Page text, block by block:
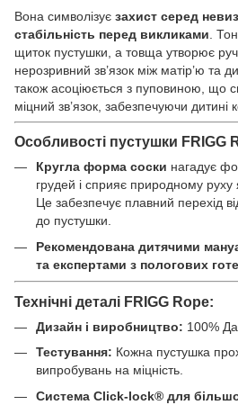
Вона символізує захист серед
стабільність перед викликами .
щиток пустушки, а товща утворює
нерозривний зв’язок між матір’ю та
також асоціюється з пуповиною, що
міцний зв’язок, забезпечуючи дитині
Особливості пустушки FRIGG
Кругла форма соски нагадує
грудей і сприяє природному руху
Це забезпечує плавний перехід
до пустушки.
Рекомендована дитячими
та експертами з пологових
Технічні деталі FRIGG Rope:
Дизайн і виробництво: 100%
Тестування: Кожна пустушка
випробувань на міцність.
Система Click-lock® для